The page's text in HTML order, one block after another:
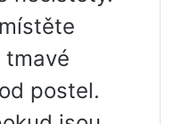
tmavé
postel.